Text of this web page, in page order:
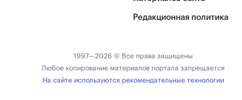
Редакционная политика
1997—2026 © Все права защищены
Любое копирование материалов портала запрещается
На сайте используются рекомендательные технологии